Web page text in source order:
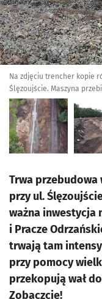
Na zdjęciu trencher kopie
Ślęzoujście. Maszyna
Trwa przebudowa
przy ul.
ważna inwestycja
i Pracze
trwają tam
przy pomocy
przekopują wał
Zobaczcie!